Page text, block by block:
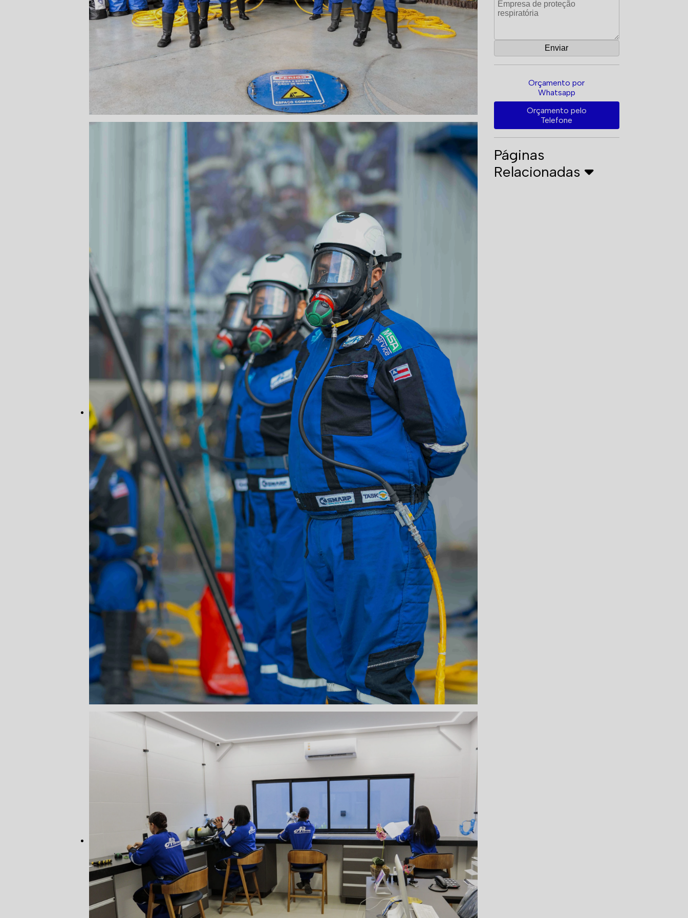
Orçamento por
Whatsapp
Orçamento pelo
Telefone
Páginas
Relacionadas